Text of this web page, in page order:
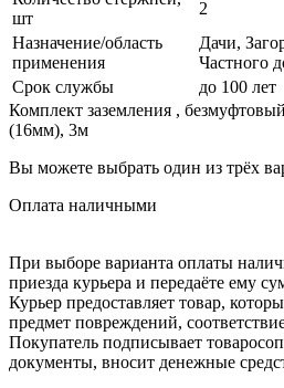
шт
2
Назначение/область
применения
Дачи,
Частного
Срок службы
до 100 лет
Комплект заземления ,
(16мм), 3м
Вы можете выбрать один из трёх
Оплата наличными
При выборе варианта оплаты
приезда курьера и передаёте ему
Курьер предоставляет товар,
предмет повреждений,
Покупатель подписывает
документы, вносит денежные